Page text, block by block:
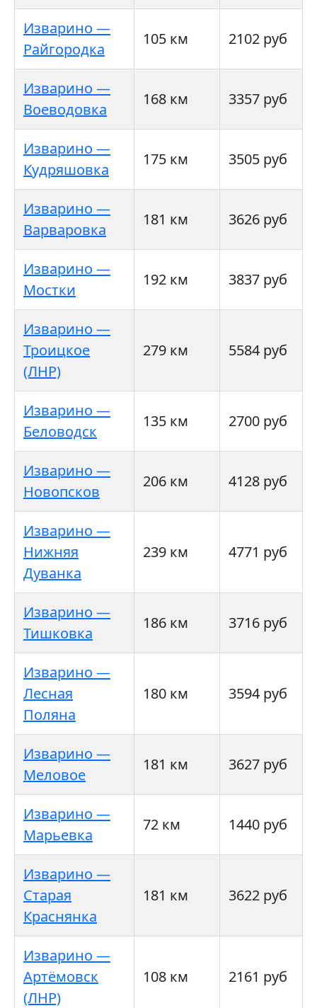
Изварино —
Райгородка
105 км 2102 руб
Изварино —
Воеводовка
168 км 3357 руб
Изварино —
Кудряшовка
175 км 3505 руб
Изварино —
Варваровка
181 км 3626 руб
Изварино —
Мостки
192 км 3837 руб
Изварино —
Троицкое
(ЛНР)
279 км 5584 руб
Изварино —
Беловодск
135 км 2700 руб
Изварино —
Новопсков
206 км 4128 руб
Изварино —
Нижняя
Дуванка
239 км 4771 руб
Изварино —
Тишковка
186 км 3716 руб
Изварино —
Лесная
Поляна
180 км 3594 руб
Изварино —
Меловое
181 км 3627 руб
Изварино —
Марьевка
72 км 1440 руб
Изварино —
Старая
Краснянка
181 км 3622 руб
Изварино —
Артёмовск
(ЛНР)
108 км 2161 руб